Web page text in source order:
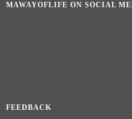
MAWAYOFLIFE ON SOCIAL
FEEDBACK